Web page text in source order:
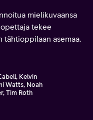
mielikuvaansa
tekee
tähtioppilaan asemaa.
Kelvin
Watts, Noah
Tim Roth